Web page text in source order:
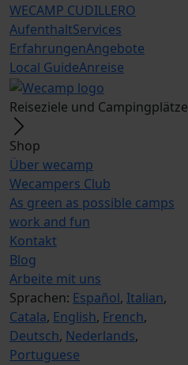
WECAMP CUDILLERO
AufenthaltServices
ErfahrungenAngebote
Local GuideAnreise
Reiseziele und Campingplätze
Shop
Über wecamp
Wecampers Club
As green as possible camps
work and fun
Kontakt
Blog
Arbeite mit uns
Sprachen: Español, Italian,
Catala, English, French,
Deutsch, Nederlands,
Portuguese